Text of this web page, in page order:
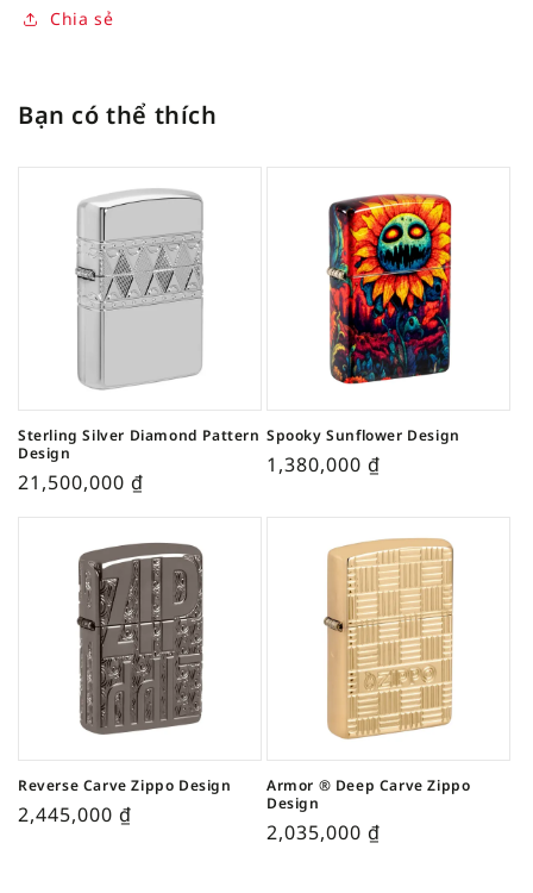
Chia sẻ
Bạn có thể thích
Sterling Silver Diamond Pattern
Design
21,500,000 ₫
Spooky Sunflower Design
1,380,000 ₫
Reverse Carve Zippo Design
2,445,000 ₫
Armor ® Deep Carve Zippo
Design
2,035,000 ₫